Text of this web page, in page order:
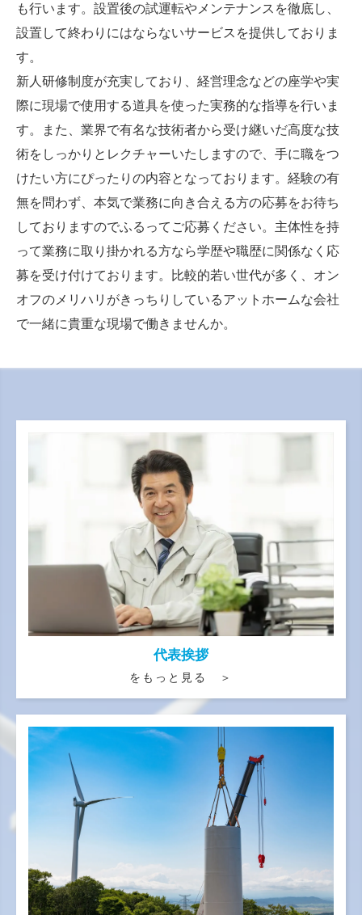
も行います。設置後の試運転やメンテナンスを徹底し、
設置して終わりにはならないサービスを提供しておりま
す。
新人研修制度が充実しており、経営理念などの座学や実
際に現場で使用する道具を使った実務的な指導を行いま
す。また、業界で有名な技術者から受け継いだ高度な技
術をしっかりとレクチャーいたしますので、手に職をつ
けたい方にぴったりの内容となっております。経験の有
無を問わず、本気で業務に向き合える方の応募をお待ち
しておりますのでふるってご応募ください。主体性を持
って業務に取り掛かれる方なら学歴や職歴に関係なく応
募を受け付けております。比較的若い世代が多く、オン
オフのメリハリがきっちりしているアットホームな会社
で一緒に貴重な現場で働きませんか。
代表挨拶
をもっと見る ＞